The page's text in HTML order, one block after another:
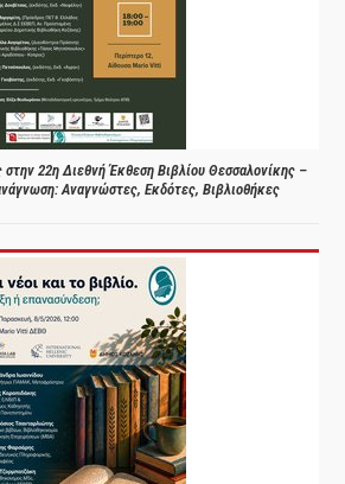
22η Διεθνή Έκθεση Βιβλίου Θεσσαλονίκης –
Αναγνώστες, Εκδότες, Βιβλιοθήκες